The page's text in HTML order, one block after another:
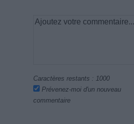
Caractères restants : 1000
Prévenez-moi d'un nouveau
commentaire